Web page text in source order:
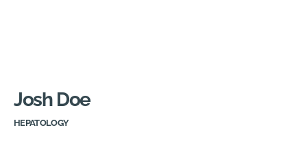
Josh Doe
HEPATOLOGY